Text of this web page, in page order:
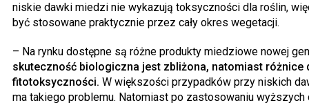
niskie dawki miedzi nie wykazują toksyczności dla roślin,
być stosowane praktycznie przez cały okres wegetacji.
– Na rynku dostępne są różne produkty miedziowe nowej
skuteczność biologiczna jest zbliżona, natomiast różnice
fitotoksyczności. W większości przypadków przy niskich
ma takiego problemu. Natomiast po zastosowaniu wyższych